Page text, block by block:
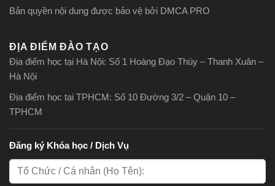
Bản quyền nội dung được bảo vệ bởi DMCA PRO
ĐỊA ĐIỂM ĐÀO TẠO
Địa điểm học tại Hà Nội: Số 1 Hoàng Đạo Thúy – Thanh Xuân –
Hà Nội
Địa điểm học tại TPHCM: Số 10 Đường 3/2 – Quận 10 –
TPHCM
Đăng ký Khóa học / Dịch Vụ